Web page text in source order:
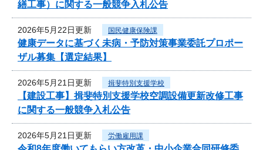
繕工事）に関する一般競争入札公告
2026年5月22日更新 国民健康保険課
健康データに基づく未病・予防対策事業委託プロポー
ザル募集【選定結果】
2026年5月21日更新 揖斐特別支援学校
【建設工事】揖斐特別支援学校空調設備更新改修工事
に関する一般競争入札公告
2026年5月21日更新 労働雇用課